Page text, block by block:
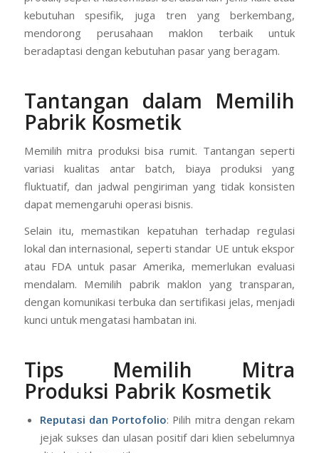
kebutuhan spesifik, juga tren yang berkembang,
mendorong perusahaan maklon terbaik untuk
beradaptasi dengan kebutuhan pasar yang beragam.
Tantangan dalam Memilih
Pabrik Kosmetik
Memilih mitra produksi bisa rumit. Tantangan seperti
variasi kualitas antar batch, biaya produksi yang
fluktuatif, dan jadwal pengiriman yang tidak konsisten
dapat memengaruhi operasi bisnis.
Selain itu, memastikan kepatuhan terhadap regulasi
lokal dan internasional, seperti standar UE untuk ekspor
atau FDA untuk pasar Amerika, memerlukan evaluasi
mendalam. Memilih pabrik maklon yang transparan,
dengan komunikasi terbuka dan sertifikasi jelas, menjadi
kunci untuk mengatasi hambatan ini.
Tips Memilih Mitra
Produksi Pabrik Kosmetik
Reputasi dan Portofolio: Pilih mitra dengan rekam
jejak sukses dan ulasan positif dari klien sebelumnya